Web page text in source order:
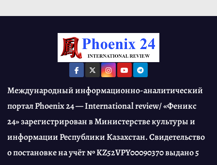
Международный информационно-аналитический
портал Phoenix 24 — International review/ «Феникс
24» зарегистрирован в Министерстве культуры и
информации Республики Казахстан. Свидетельство
о постановке на учёт № KZ52VPY00090370 выдано 5